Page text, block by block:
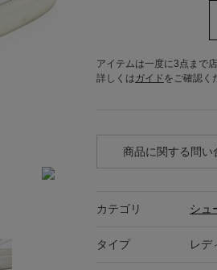
アイテムは一度に3点まで
詳しくはガイド をご確認く
商品に関する問い
カテゴリ シュ
タイプ レデ